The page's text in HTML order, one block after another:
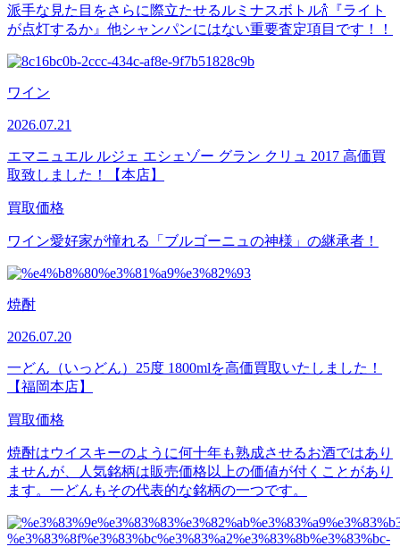
派手な見た目をさらに際立たせるルミナスボトル🍾『ライト
が点灯するか』他シャンパンにはない重要査定項目です！！
ワイン
2026.07.21
エマニュエル ルジェ エシェゾー グラン クリュ 2017 高価買
取致しました！【本店】
買取価格
ワイン愛好家が憧れる「ブルゴーニュの神様」の継承者！
焼酎
2026.07.20
一どん（いっどん）25度 1800mlを高価買取いたしました！
【福岡本店】
買取価格
焼酎はウイスキーのように何十年も熟成させるお酒ではあり
ませんが、人気銘柄は販売価格以上の価値が付くことがあり
ます。一どんもその代表的な銘柄の一つです。